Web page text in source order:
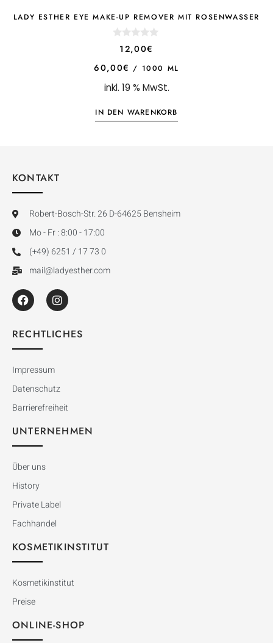
LADY ESTHER EYE MAKE-UP REMOVER MIT ROSENWASSER
t
f
12,00€
60,00€ / 1000 ML
inkl. 19 % MwSt.
IN DEN WARENKORB
KONTAKT
Robert-Bosch-Str. 26 D-64625 Bensheim
Mo - Fr : 8:00 - 17:00
(+49) 6251 / 17 73 0
mail@ladyesther.com
RECHTLICHES
Impressum
Datenschutz
Barrierefreiheit
UNTERNEHMEN
Über uns
History
Private Label
Fachhandel
KOSMETIKINSTITUT
Kosmetikinstitut
Preise
ONLINE-SHOP